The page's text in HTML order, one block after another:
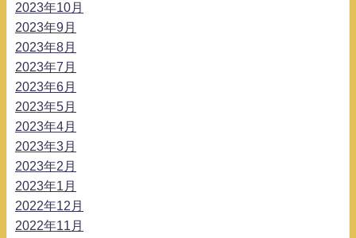
2023年10月
2023年9月
2023年8月
2023年7月
2023年6月
2023年5月
2023年4月
2023年3月
2023年2月
2023年1月
2022年12月
2022年11月